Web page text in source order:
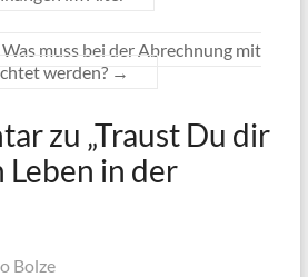
muss bei der Abrechnung mit
werden? →
zu „Traust Du dir
Leben in der
Bolze